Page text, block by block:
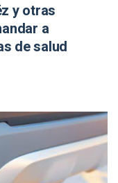
y otras
a
de salud